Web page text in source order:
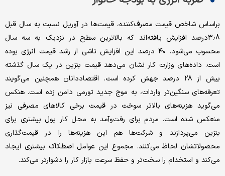
براساس شاخص قیمت مصرف‌کننده، قیمت‌ها در آوریل نسبت به سال قبل
3.8درصد افزایش یافته‌اند که بالاترین سطح در نزدیک به سه سال
محسوب می‌شود. ۴۰ درصد این افزایش ناشی از رشد قیمت انرژی بوده
است. داده‌های وزارت کار نشان می‌دهد قیمت بنزین در یک سال گذشته
بیش از ۲۸ درصد جهش کرده است. اقتصاددانان همچنین می‌گویند
تعرفه‌های سنگین‌تر واردات، به موج جدید تورمی دامن زده است. هنکس
می‌گوید هزینه‌های بالاتر سوخت در قیمت برخی کالاهای مصرفی نیز
منعکس شده است. مردم برای رفت‌وآمد به محل کار پول بیشتری برای
بنزین می‌پردازند و شرکت‌ها هم این هزینه‌ها را در قیمت‌گذاری
محصولاتشان لحاظ می‌کنند. مجموع این عوامل اصطکاک بیشتری ایجاد
می‌کند و استخدام را سخت‌تر و حفظ سرعت بازار کار را دشوارتر می‌کند.